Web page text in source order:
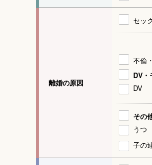
離婚の原因
セッ
不倫
DV・
DV
その
うつ
子の